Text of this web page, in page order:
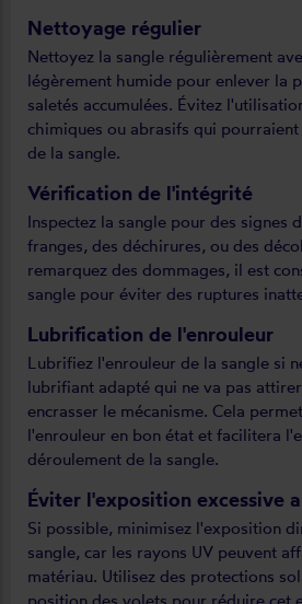
Nettoyage régulier
Nettoyez la sangle régulièrement
légèrement humide pour enlever la
saletés accumulées. Évitez
chimiques ou abrasifs qui
de la sangle.
Vérification de l'intégrité
Inspectez la sangle pour des signes
franges, des déchirures, ou des
remarquez des dommages, il est
sangle pour éviter des ruptures
Lubrification de l'enrouleur
Lubrifiez l'enrouleur de la sangle si
lubrifiant adapté qui ne va pas
encrasser le mécanisme. Cela
l'enrouleur en bon état et facilitera
déroulement de la sangle.
Éviter l'exposition excessive
Si possible, minimisez l'exposition
sangle, car les rayons UV peuvent
matériau. Utilisez des protections